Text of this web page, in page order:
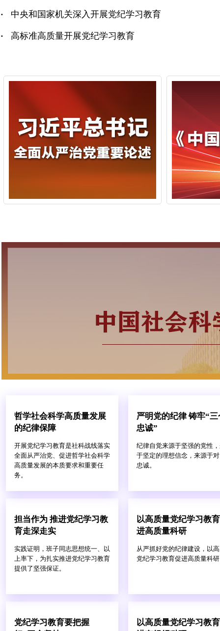
中央和国家机关深入开展党纪学习教育
高标准高质量开展党纪学习教育
哲学社会科学高质量发展
的纪律保障
开展党纪学习教育是社科战线落实
全面从严治党、促进哲学社会科学
高质量发展的本质要求和重要任
务。
严明党的纪律 铸牢“三
忠诚”
纪律自觉来源于坚强的党性
于坚定的理想信念，来源于
忠诚。
担当作为 推进党纪学习教
育走深走实
实践证明，班子同志思想统一、以
上率下，为扎实推进党纪学习教育
提供了坚强保证。
以高质量党纪学习教
进高质量科研
从严抓好党的纪律建设，以
党纪学习教育促进高质量科
党纪学习教育要把握
以高质量党纪学习教